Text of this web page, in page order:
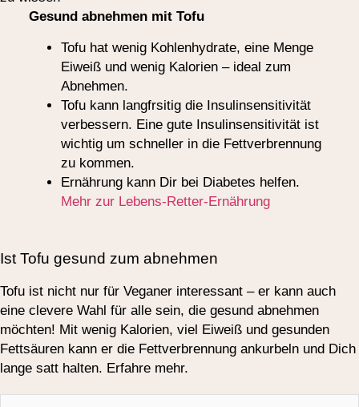
Gesund abnehmen mit Tofu
Tofu hat wenig Kohlenhydrate, eine Menge
Eiweiß und wenig Kalorien – ideal zum
Abnehmen.
Tofu kann langfrsitig die Insulinsensitivität
verbessern. Eine gute Insulinsensitivität ist
wichtig um schneller in die Fettverbrennung
zu kommen.
Ernährung kann Dir bei Diabetes helfen.
Mehr zur Lebens-Retter-Ernährung
Ist Tofu gesund zum abnehmen
Tofu ist nicht nur für Veganer interessant – er kann auch
eine clevere Wahl für alle sein, die gesund abnehmen
möchten! Mit wenig Kalorien, viel Eiweiß und gesunden
Fettsäuren kann er die Fettverbrennung ankurbeln und Dich
lange satt halten. Erfahre mehr.